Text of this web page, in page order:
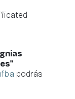
podrás